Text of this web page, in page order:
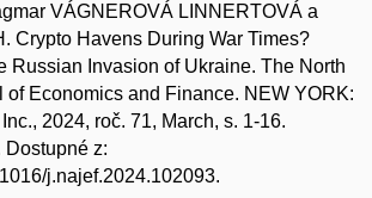
VÁGNEROVÁ LINNERTOVÁ a
Crypto Havens During War Times?
Russian Invasion of Ukraine. The North
of Economics and Finance. NEW YORK:
2024, roč. 71, March, s. 1-16.
Dostupné z:
j.najef.2024.102093.